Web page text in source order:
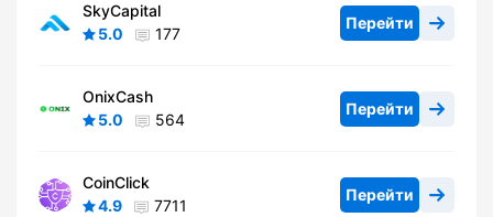
SkyCapital
5.0
177
Перейти
OnixCash
5.0
564
Перейти
CoinClick
4.9
7711
Перейти